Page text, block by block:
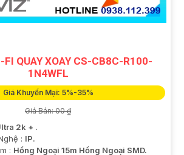
FI QUAY XOAY CS-CB8C-R100-
1N4WFL
Giá Khuyến Mại: 5%-35%
Giá Bán: 00 ₫
2k + .
: IP.
: Hồng Ngoại 15m Hồng Ngoại SMD.